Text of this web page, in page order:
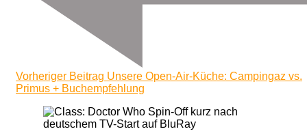
Vorheriger Beitrag Unsere Open-Air-Küche: Campingaz vs.
Primus + Buchempfehlung